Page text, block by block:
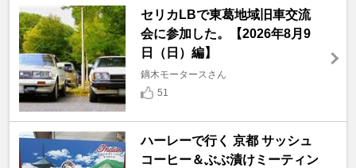
セリカLBで東葛地域旧車交流
会に参加した。【2026年8月9
日（日）編】
鏑木モータースさん
51
ハーレーで行く 京都 サッシュ
コーヒー＆ぶぶ漬けミーティン